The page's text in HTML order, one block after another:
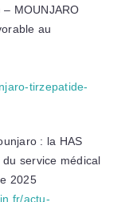
– MOUNJARO
au
tirzepatide-
: la HAS
du service médical
2025
actu-